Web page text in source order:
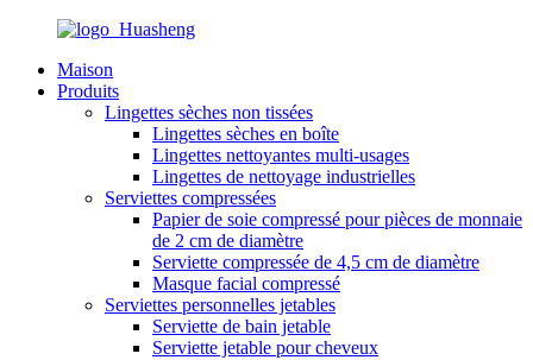
Maison
Produits
Lingettes sèches non tissées
Lingettes sèches en boîte
Lingettes nettoyantes multi-usages
Lingettes de nettoyage industrielles
Serviettes compressées
Papier de soie compressé pour pièces de monnaie
de 2 cm de diamètre
Serviette compressée de 4,5 cm de diamètre
Masque facial compressé
Serviettes personnelles jetables
Serviette de bain jetable
Serviette jetable pour cheveux